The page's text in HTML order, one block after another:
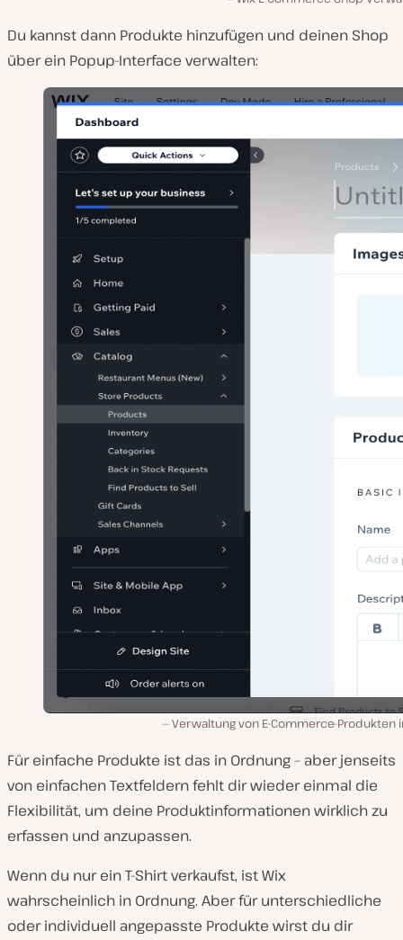
Du kannst dann Produkte hinzufügen und deinen Shop
über ein Popup-Interface verwalten:
Verwaltung von E-Commerce-Produkten
Für einfache Produkte ist das in Ordnung – aber jenseits
von einfachen Textfeldern fehlt dir wieder einmal die
Flexibilität, um deine Produktinformationen wirklich zu
erfassen und anzupassen.
Wenn du nur ein T-Shirt verkaufst, ist Wix
wahrscheinlich in Ordnung. Aber für unterschiedliche
oder individuell angepasste Produkte wirst du dir